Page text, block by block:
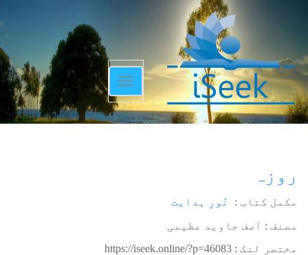
Toggle
navigation
روزہ
مکمل کتاب : نُورِ ہدایت
مصنف : آصف جاوید عظیمی
مختصر لنک : https://iseek.online/?p=46083